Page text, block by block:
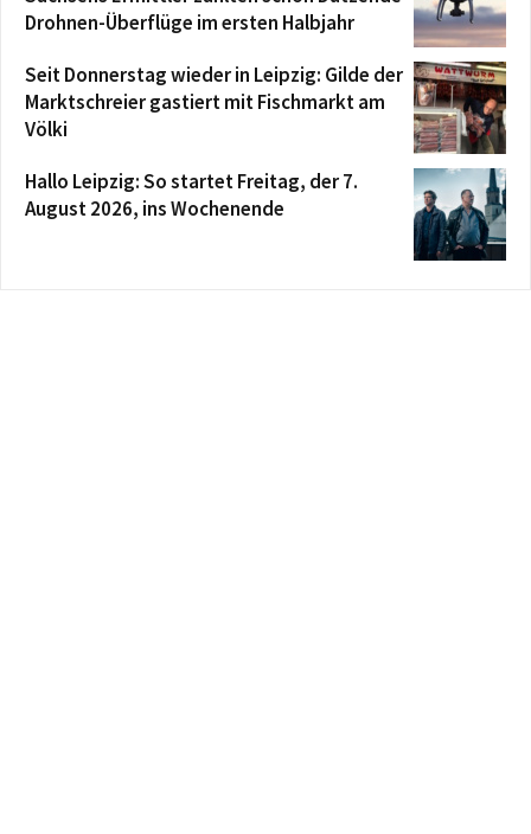
Drohnen-Überflüge im ersten Halbjahr
Seit Donnerstag wieder in Leipzig: Gilde der
Marktschreier gastiert mit Fischmarkt am
Völki
Hallo Leipzig: So startet Freitag, der 7.
August 2026, ins Wochenende